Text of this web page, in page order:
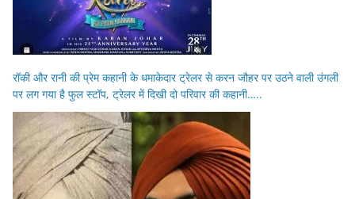
रॉकी और रानी की प्रेम कहानी के धमाकेदार ट्रेलर से करन जौहर पर उठने वाली उंगली
पर लग गया है फुल स्टॉप, ट्रेलर में दिखी दो परिवार की कहानी…..